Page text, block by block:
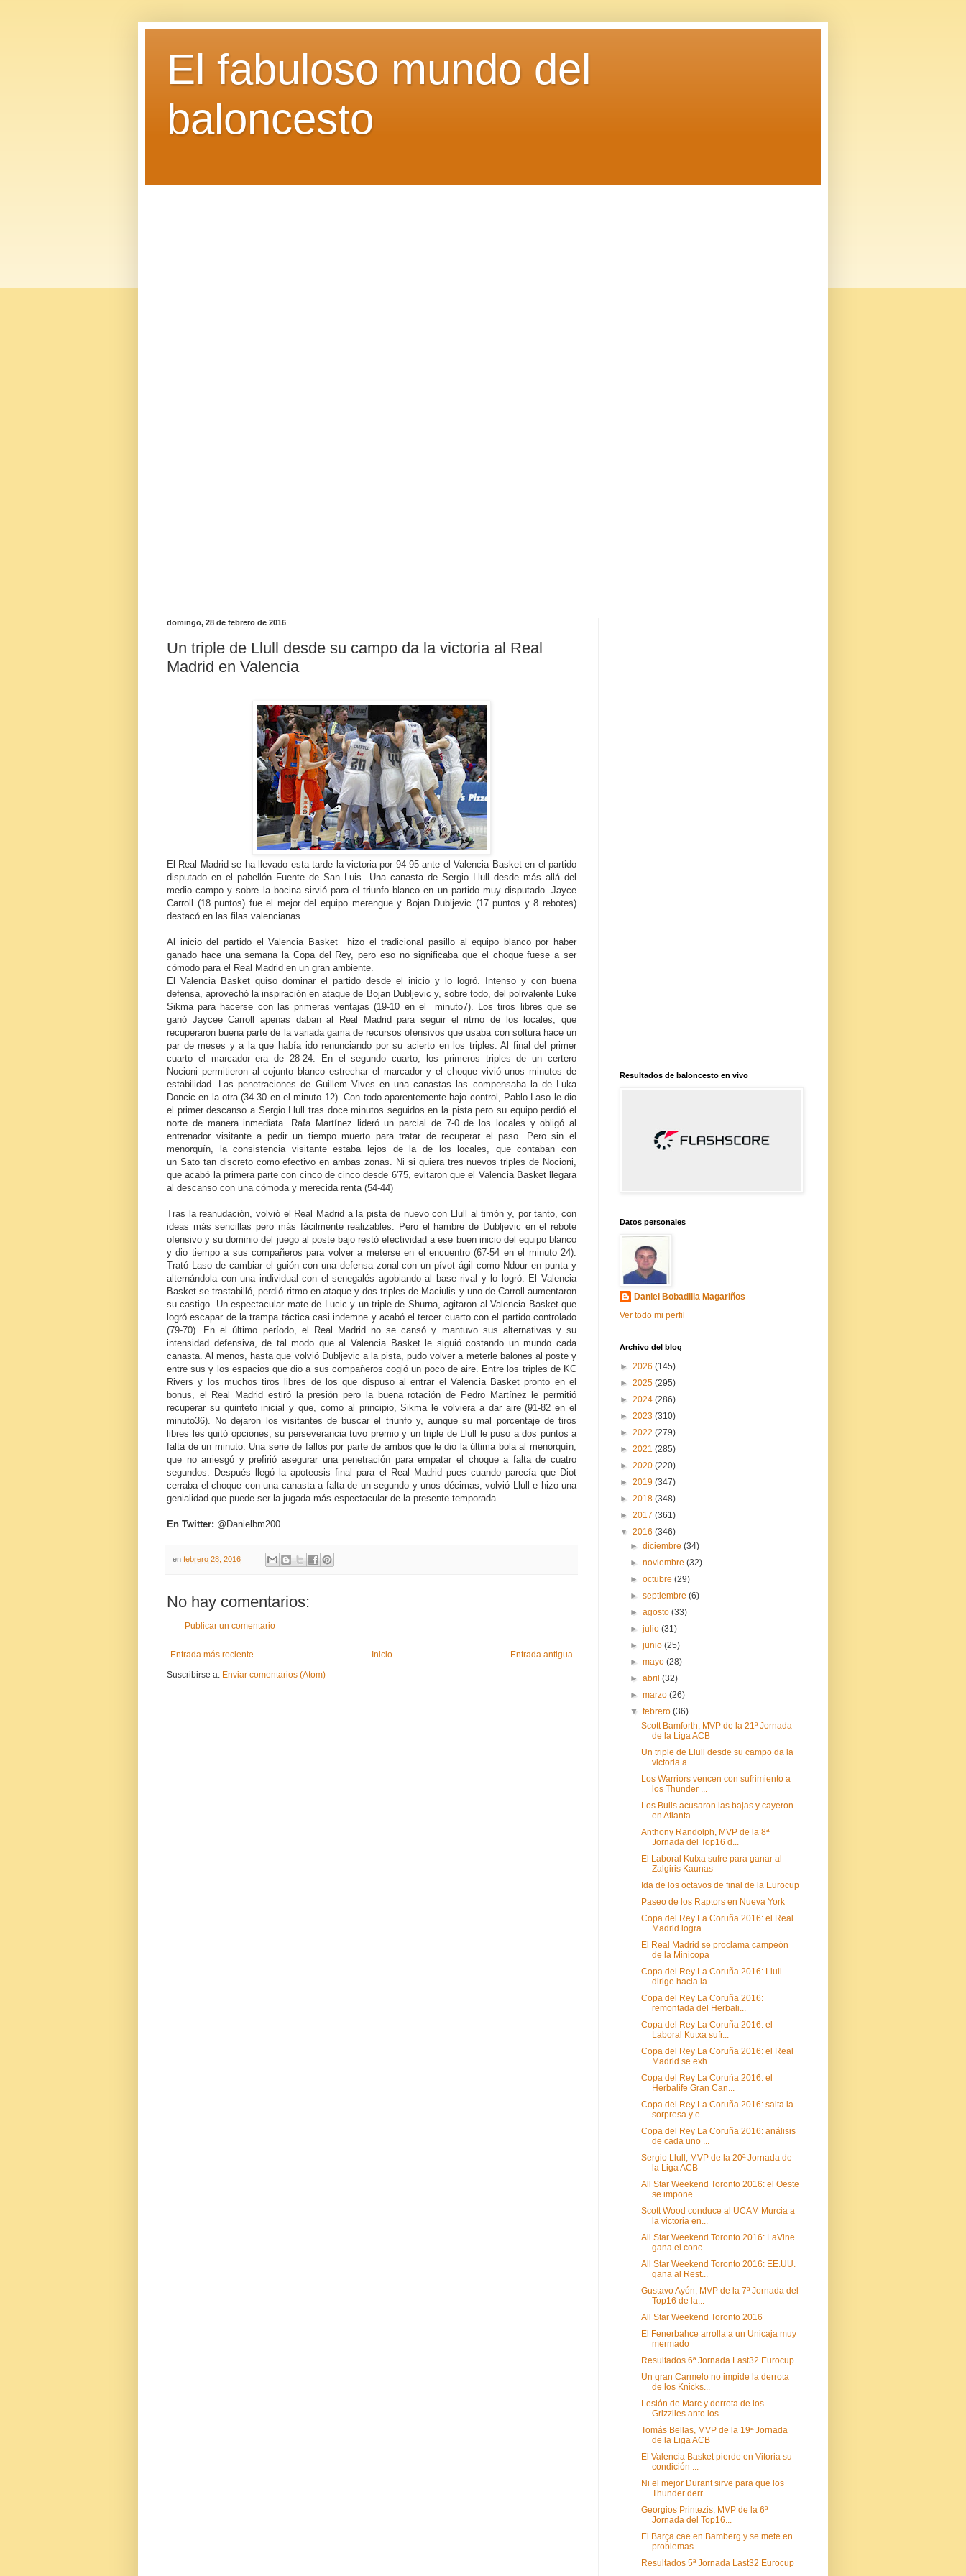
El fabuloso mundo del
baloncesto
domingo, 28 de febrero de 2016
Un triple de Llull desde su campo da la victoria al Real
Madrid en Valencia
El Real Madrid se ha llevado esta tarde la victoria por 94-95 ante el Valencia Basket en el partido
disputado en el pabellón Fuente de San Luis. Una canasta de Sergio Llull desde más allá del
medio campo y sobre la bocina sirvió para el triunfo blanco en un partido muy disputado. Jayce
Carroll (18 puntos) fue el mejor del equipo merengue y Bojan Dubljevic (17 puntos y 8 rebotes)
destacó en las filas valencianas.
Al inicio del partido el Valencia Basket hizo el tradicional pasillo al equipo blanco por haber
ganado hace una semana la Copa del Rey, pero eso no significaba que el choque fuese a ser
cómodo para el Real Madrid en un gran ambiente.
El Valencia Basket quiso dominar el partido desde el inicio y lo logró. Intenso y con buena
defensa, aprovechó la inspiración en ataque de Bojan Dubljevic y, sobre todo, del polivalente Luke
Sikma para hacerse con las primeras ventajas (19-10 en el minuto7). Los tiros libres que se
ganó Jaycee Carroll apenas daban al Real Madrid para seguir el ritmo de los locales, que
recuperaron buena parte de la variada gama de recursos ofensivos que usaba con soltura hace un
par de meses y a la que había ido renunciando por su acierto en los triples. Al final del primer
cuarto el marcador era de 28-24. En el segundo cuarto, los primeros triples de un certero
Nocioni permitieron al cojunto blanco estrechar el marcador y el choque vivió unos minutos de
estabilidad. Las penetraciones de Guillem Vives en una canastas las compensaba la de Luka
Doncic en la otra (34-30 en el minuto 12). Con todo aparentemente bajo control, Pablo Laso le dio
el primer descanso a Sergio Llull tras doce minutos seguidos en la pista pero su equipo perdió el
norte de manera inmediata. Rafa Martínez lideró un parcial de 7-0 de los locales y obligó al
entrenador visitante a pedir un tiempo muerto para tratar de recuperar el paso. Pero sin el
menorquín, la consistencia visitante estaba lejos de la de los locales, que contaban con
un Sato tan discreto como efectivo en ambas zonas. Ni si quiera tres nuevos triples de Nocioni,
que acabó la primera parte con cinco de cinco desde 6'75, evitaron que el Valencia Basket llegara
al descanso con una cómoda y merecida renta (54-44)
Tras la reanudación, volvió el Real Madrid a la pista de nuevo con Llull al timón y, por tanto, con
ideas más sencillas pero más fácilmente realizables. Pero el hambre de Dubljevic en el rebote
ofensivo y su dominio del juego al poste bajo restó efectividad a ese buen inicio del equipo blanco
y dio tiempo a sus compañeros para volver a meterse en el encuentro (67-54 en el minuto 24).
Trató Laso de cambiar el guión con una defensa zonal con un pívot ágil como Ndour en punta y
alternándola con una individual con el senegalés agobiando al base rival y lo logró. El Valencia
Basket se trastabilló, perdió ritmo en ataque y dos triples de Maciulis y uno de Carroll aumentaron
su castigo. Un espectacular mate de Lucic y un triple de Shurna, agitaron al Valencia Basket que
logró escapar de la trampa táctica casi indemne y acabó el tercer cuarto con el partido controlado
(79-70). En el último período, el Real Madrid no se cansó y mantuvo sus alternativas y su
intensidad defensiva, de tal modo que al Valencia Basket le siguió costando un mundo cada
canasta. Al menos, hasta que volvió Dubljevic a la pista, pudo volver a meterle balones al poste y
entre sus y los espacios que dio a sus compañeros cogió un poco de aire. Entre los triples de KC
Rivers y los muchos tiros libres de los que dispuso al entrar el Valencia Basket pronto en el
bonus, el Real Madrid estiró la presión pero la buena rotación de Pedro Martínez le permitió
recuperar su quinteto inicial y que, como al principio, Sikma le volviera a dar aire (91-82 en el
minuto36). No dejaron los visitantes de buscar el triunfo y, aunque su mal porcentaje de tiros
libres les quitó opciones, su perseverancia tuvo premio y un triple de Llull le puso a dos puntos a
falta de un minuto. Una serie de fallos por parte de ambos que le dio la última bola al menorquín,
que no arriesgó y prefirió asegurar una penetración para empatar el choque a falta de cuatro
segundos. Después llegó la apoteosis final para el Real Madrid pues cuando parecía que Diot
cerraba el choque con una canasta a falta de un segundo y unos décimas, volvió Llull e hizo una
genialidad que puede ser la jugada más espectacular de la presente temporada.
En Twitter: @Danielbm200
en febrero 28, 2016
No hay comentarios:
Publicar un comentario
Entrada más reciente Entrada antigua
Inicio
Suscribirse a: Enviar comentarios (Atom)
Resultados de baloncesto en vivo
Datos personales
Daniel Bobadilla Magariños
Ver todo mi perfil
Archivo del blog
► 2026 (145)
► 2025 (295)
► 2024 (286)
► 2023 (310)
► 2022 (279)
► 2021 (285)
► 2020 (220)
► 2019 (347)
► 2018 (348)
► 2017 (361)
▼ 2016 (346)
►diciembre(34)
►noviembre(32)
►octubre(29)
►septiembre(6)
►agosto(33)
►julio(31)
►junio(25)
►mayo(28)
►abril(32)
►marzo(26)
▼febrero(36)
Scott Bamforth, MVP de la 21ª Jornada
de la Liga ACB
Un triple de Llull desde su campo da la
victoria a...
Los Warriors vencen con sufrimiento a
los Thunder ...
Los Bulls acusaron las bajas y cayeron
en Atlanta
Anthony Randolph, MVP de la 8ª
Jornada del Top16 d...
El Laboral Kutxa sufre para ganar al
Zalgiris Kaunas
Ida de los octavos de final de la Eurocup
Paseo de los Raptors en Nueva York
Copa del Rey La Coruña 2016: el Real
Madrid logra ...
El Real Madrid se proclama campeón
de la Minicopa
Copa del Rey La Coruña 2016: Llull
dirige hacia la...
Copa del Rey La Coruña 2016:
remontada del Herbali...
Copa del Rey La Coruña 2016: el
Laboral Kutxa sufr...
Copa del Rey La Coruña 2016: el Real
Madrid se exh...
Copa del Rey La Coruña 2016: el
Herbalife Gran Can...
Copa del Rey La Coruña 2016: salta la
sorpresa y e...
Copa del Rey La Coruña 2016: análisis
de cada uno ...
Sergio Llull, MVP de la 20ª Jornada de
la Liga ACB
All Star Weekend Toronto 2016: el Oeste
se impone ...
Scott Wood conduce al UCAM Murcia a
la victoria en...
All Star Weekend Toronto 2016: LaVine
gana el conc...
All Star Weekend Toronto 2016: EE.UU.
gana al Rest...
Gustavo Ayón, MVP de la 7ª Jornada del
Top16 de la...
All Star Weekend Toronto 2016
El Fenerbahce arrolla a un Unicaja muy
mermado
Resultados 6ª Jornada Last32 Eurocup
Un gran Carmelo no impide la derrota
de los Knicks...
Lesión de Marc y derrota de los
Grizzlies ante los...
Tomás Bellas, MVP de la 19ª Jornada
de la Liga ACB
El Valencia Basket pierde en Vitoria su
condición ...
Ni el mejor Durant sirve para que los
Thunder derr...
Georgios Printezis, MVP de la 6ª
Jornada del Top16...
El Barça cae en Bamberg y se mete en
problemas
Resultados 5ª Jornada Last32 Eurocup